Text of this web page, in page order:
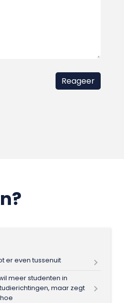
er even tussenuit
meer studenten in
maar zegt